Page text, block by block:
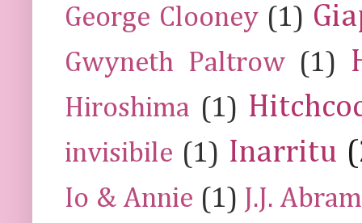
George Clooney (1)
Gwyneth Paltrow (1)
Hiroshima (1)
invisibile (1) Inarritu
Io & Annie (1) J.J.